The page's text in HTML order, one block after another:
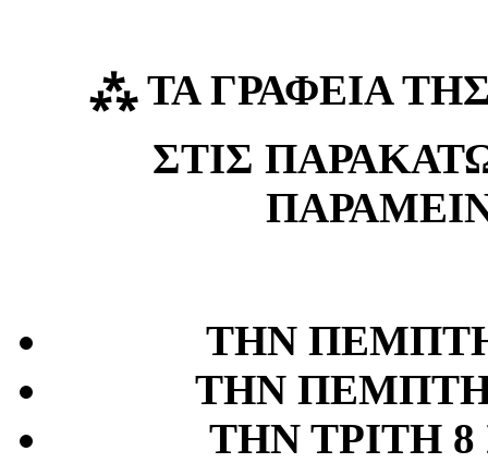
⁂ΤΑ ΓΡΑΦΕΙΑ
ΣΤΙΣ
ΤΗΝ ΠΕΜΠΤΗ
ΤΗΝ ΠΕΜΠΤΗ
ΤΗΝ ΤΡΙΤΗ